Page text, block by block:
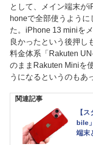
として、メイン端末が
honeで全部使うよう
た。iPhone 13 miniを
良かったという後押し
料金体系「Rakuten
のままRakuten Miniを
うになるというのもあ
関連記事
【
bile
端末